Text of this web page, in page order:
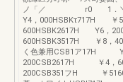
ノ「／ r0 1．＼ビ
Y4，000HSBKτ717H
600HSBK2617H Y6，
600HSBK3517H ￥8，
く色兼用CSB1ア17H
200CSB2617H ￥4，
200CSB351フH ￥